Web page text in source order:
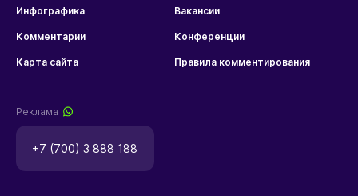
Инфографика Вакансии
Комментарии Конференции
Карта сайта Правила комментирования
Реклама
+7 (700) 3 888 188